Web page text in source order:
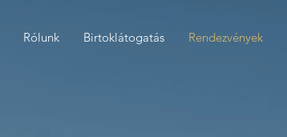
Rólunk Birtoklátogatás Rendezvények